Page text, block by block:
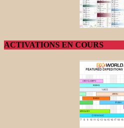
ACTIVATIONS EN COURS